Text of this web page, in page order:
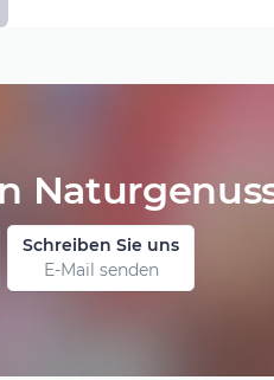
Schreiben Sie uns
E-Mail senden